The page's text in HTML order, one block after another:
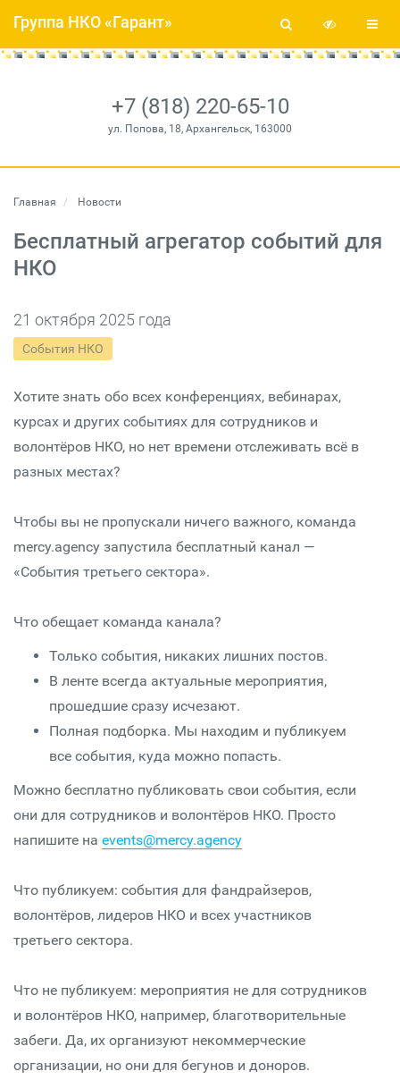
+7 (818) 220-65-10
ул. Попова, 18, Архангельск, 163000
Группа НКО «Гарант»
Главная Новости
Бесплатный агрегатор событий для
НКО
21 октября 2025 года
События НКО
Хотите знать обо всех конференциях, вебинарах,
курсах и других событиях для сотрудников и
волонтёров НКО, но нет времени отслеживать всё в
разных местах?
Чтобы вы не пропускали ничего важного, команда
mercy.agency запустила бесплатный канал —
«События третьего сектора».
Что обещает команда канала?
Только события, никаких лишних постов.
В ленте всегда актуальные мероприятия,
прошедшие сразу исчезают.
Полная подборка. Мы находим и публикуем
все события, куда можно попасть.
Можно бесплатно публиковать свои события, если
они для сотрудников и волонтёров НКО. Просто
напишите на events@mercy.agency
Что публикуем: события для фандрайзеров,
волонтёров, лидеров НКО и всех участников
третьего сектора.
Что не публикуем: мероприятия не для сотрудников
и волонтёров НКО, например, благотворительные
забеги. Да, их организуют некоммерческие
организации, но они для бегунов и доноров.